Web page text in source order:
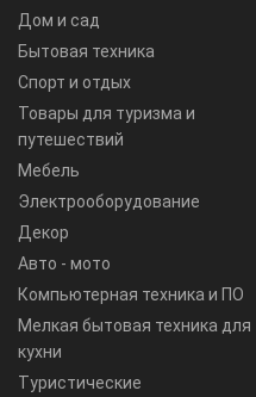
Дом и сад
Бытовая техника
Спорт и отдых
Товары для туризма и
путешествий
Мебель
Электрооборудование
Декор
Авто - мото
Компьютерная техника и ПО
Мелкая бытовая техника для
кухни
Туристические